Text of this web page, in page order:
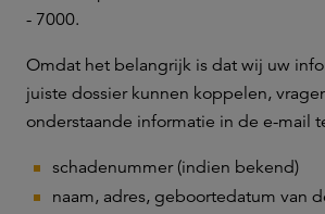
- 7000.
Omdat het belangrijk is dat wij uw
juiste dossier kunnen koppelen,
onderstaande informatie in de e-mail
schadenummer (indien bekend)
naam, adres, geboortedatum van